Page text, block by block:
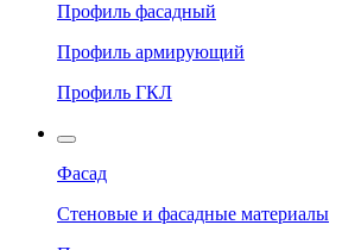
Профиль фасадный
Профиль армирующий
Профиль ГКЛ
Фасад
Стеновые и фасадные материалы